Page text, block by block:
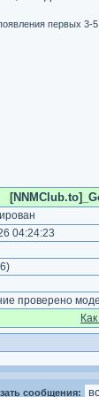
первых 3-
04:24:23
6)
проверено
сообщения: